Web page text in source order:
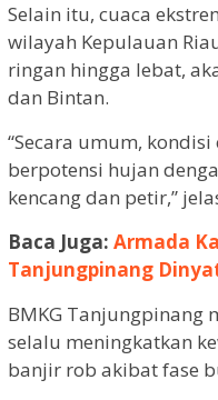
Selain itu, cuaca
wilayah Kepulauan
ringan hingga lebat,
dan Bintan.
“Secara umum,
berpotensi hujan
kencang dan petir,”
Baca Juga: Armada
Tanjungpinang
BMKG Tanjungpinang
selalu meningkatkan
banjir rob akibat fase